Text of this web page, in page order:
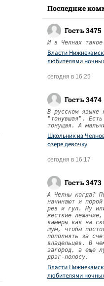
Последние
Гость 3475
И в Челнах
Власти
любителями
сегодня в 16:25
Гость 3474
В русском языке
"тонувшая".
тонущая. А
Школьник из
озере девочку
сегодня в 16:17
Гость 3473
А Челны когда?
начинают и
рев и гул. Ну
жесткие
камеры как на
шум, чтобы
пополнять за
владельцев. В
загород, а еще
дрэг-полосу.
Власти
любителями